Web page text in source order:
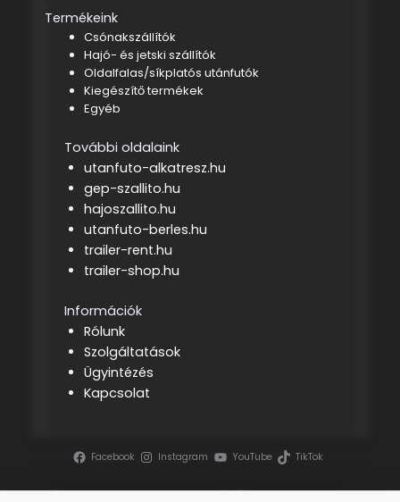
Termékeink
Csónakszállítók
Hajó- és jetski szállítók
Oldalfalas/síkplatós utánfutók
Kiegészítő termékek
Egyéb
További oldalaink
utanfuto-alkatresz.hu
gep-szallito.hu
hajoszallito.hu
utanfuto-berles.hu
trailer-rent.hu
trailer-shop.hu
Információk
Rólunk
Szolgáltatások
Ügyintézés
Kapcsolat
Facebook Instagram YouTube TikTok
Szerzői jog ©2026 | Tenderszakértő